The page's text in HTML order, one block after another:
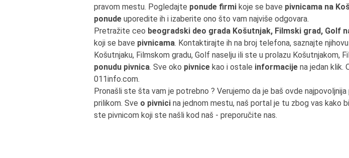
pravom mestu. Pogledajte ponude firmi koje se bave pivnicama na
ponude uporedite ih i izaberite ono što vam najviše odgovara.
Pretražite ceo beogradski deo grada Košutnjak, Filmski grad, Golf
koji se bave pivnicama. Kontaktirajte ih na broj telefona, saznajte
Košutnjaku, Filmskom gradu, Golf naselju ili ste u prolazu Košutnjakom,
ponudu pivnica. Sve oko pivnice kao i ostale informacije na jedan klik.
011info.com.
Pronašli ste šta vam je potrebno ? Verujemo da je baš ovde najpovoljnija
prilikom. Sve o pivnici na jednom mestu, naš portal je tu zbog vas kako
ste pivnicom koji ste našli kod naš - preporučite nas.